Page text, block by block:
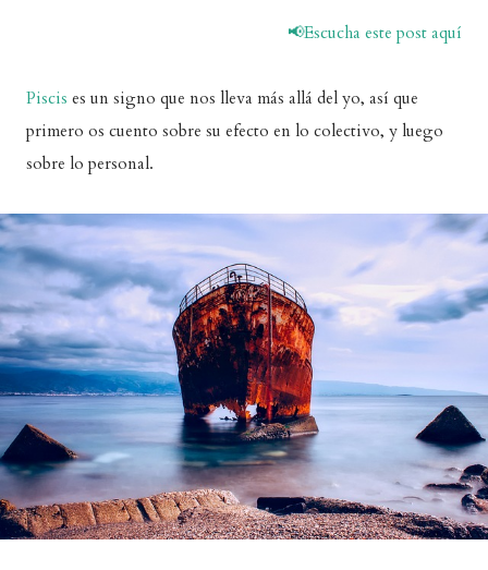
📢Escucha este post aquí
Piscis es un signo que nos lleva más allá del yo, así que
primero os cuento sobre su efecto en lo colectivo, y luego
sobre lo personal.